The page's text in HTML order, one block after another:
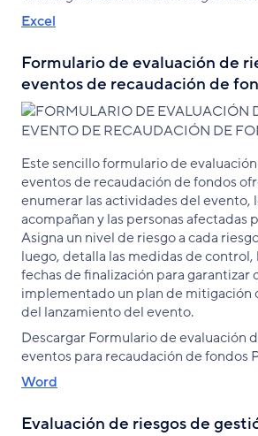
Excel
Formulario de evaluación de
eventos de recaudación de
Este sencillo formulario de
eventos de recaudación de fondos
enumerar las actividades del evento,
acompañan y las personas afectadas
Asigna un nivel de riesgo a cada
luego, detalla las medidas de control,
fechas de finalización para garantizar
implementado un plan de mitigación
del lanzamiento del evento.
Descargar Formulario de evaluación
eventos para recaudación de fondos
Word
Evaluación de riesgos de